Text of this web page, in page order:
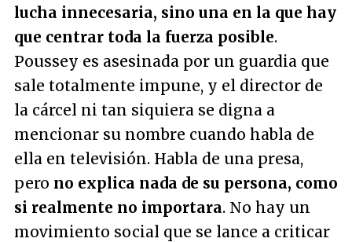
lucha innecesaria, sino una en la que hay
que centrar toda la fuerza posible.
Poussey es asesinada por un guardia que
sale totalmente impune, y el director de
la cárcel ni tan siquiera se digna a
mencionar su nombre cuando habla de
ella en televisión. Habla de una presa,
pero no explica nada de su persona, como
si realmente no importara. No hay un
movimiento social que se lance a criticar